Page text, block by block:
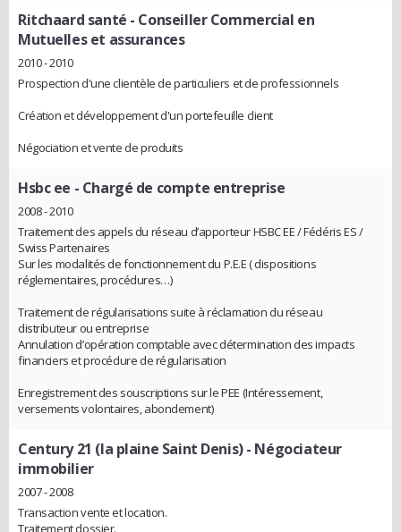
Ritchaard santé - Conseiller Commercial en
Mutuelles et assurances
2010 - 2010
Prospection d'une clientèle de particuliers et de professionnels
Création et développement d'un portefeuille client
Négociation et vente de produits
Hsbc ee - Chargé de compte entreprise
2008 - 2010
Traitement des appels du réseau d’apporteur HSBC EE / Fédéris ES /
Swiss Partenaires
Sur les modalités de fonctionnement du P.E.E ( dispositions
réglementaires, procédures…)
Traitement de régularisations suite à réclamation du réseau
distributeur ou entreprise
Annulation d’opération comptable avec détermination des impacts
financiers et procédure de régularisation
Enregistrement des souscriptions sur le PEE (Intéressement,
versements volontaires, abondement)
Century 21 (la plaine Saint Denis)- Négociateur
immobilier
2007 - 2008
Transaction vente et location.
Traitement dossier.